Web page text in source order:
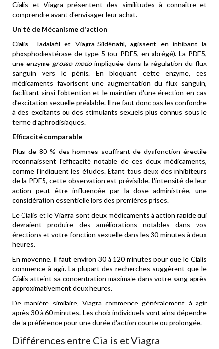
Cialis et Viagra présentent des similitudes à connaître et
comprendre avant d'envisager leur achat.
Unité de Mécanisme d'action
Cialis- Tadalafil et Viagra-Sildénafil, agissent en inhibant la
phosphodiestérase de type 5 (ou PDE5, en abrégé). La PDE5,
une enzyme grosso modoimpliquée dans la régulation du flux
sanguin vers le pénis. En bloquant cette enzyme, ces
médicaments favorisent une augmentation du flux sanguin,
facilitant ainsi l'obtention et le maintien d'une érection en cas
d’excitation sexuelle préalable. Il ne faut donc pas les confondre
à des excitants ou des stimulants sexuels plus connus sous le
terme d’aphrodisiaques.
Efficacité comparable
Plus de 80 % des hommes souffrant de dysfonction érectile
reconnaissent l'efficacité notable de ces deux médicaments,
comme l'indiquent les études. Étant tous deux des inhibiteurs
de la PDE5, cette observation est prévisible. L'intensité de leur
action peut être influencée par la dose administrée, une
considération essentielle lors des premières prises.
Le Cialis et le Viagra sont deux médicaments à action rapide qui
devraient produire des améliorations notables dans vos
érections et votre fonction sexuelle dans les 30 minutes à deux
heures.
En moyenne, il faut environ 30 à 120 minutes pour que le Cialis
commence à agir. La plupart des recherches suggèrent que le
Cialis atteint sa concentration maximale dans votre sang après
approximativement deux heures.
De manière similaire, Viagra commence généralement à agir
après 30 à 60 minutes. Les choix individuels vont ainsi dépendre
de la préférence pour une durée d'action courte ou prolongée.
Différences entre Cialis et Viagra